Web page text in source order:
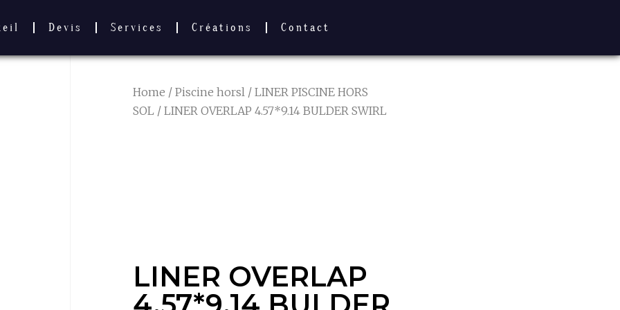
Devis Services Créations Contact
Home / Piscine horsl / LINER PISCINE HORS
SOL / LINER OVERLAP 4.57*9.14 BULDER SWIRL
LINER OVERLAP